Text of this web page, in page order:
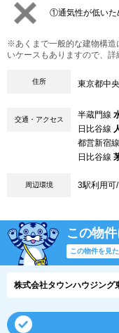
①通気性が低いた
※あくまで一般的な建物構造
いケースもありますので、詳
住所 東京都中
交通・アクセス 半蔵門線
日比谷線
都営新宿線
日比谷線
周辺環境 3駅利用可
この物
この物件を見
株式会社タウンハウジング